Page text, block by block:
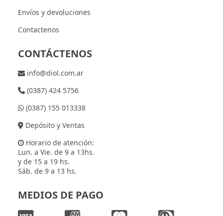
Envíos y devoluciones
Contactenos
CONTÁCTENOS
info@diol.com.ar
(0387) 424 5756
(0387) 155 013338
Depósito y Ventas
Horario de atención:
Lun. a Vie. de 9 a 13hs.
y de 15 a 19 hs.
Sáb. de 9 a 13 hs.
MEDIOS DE PAGO